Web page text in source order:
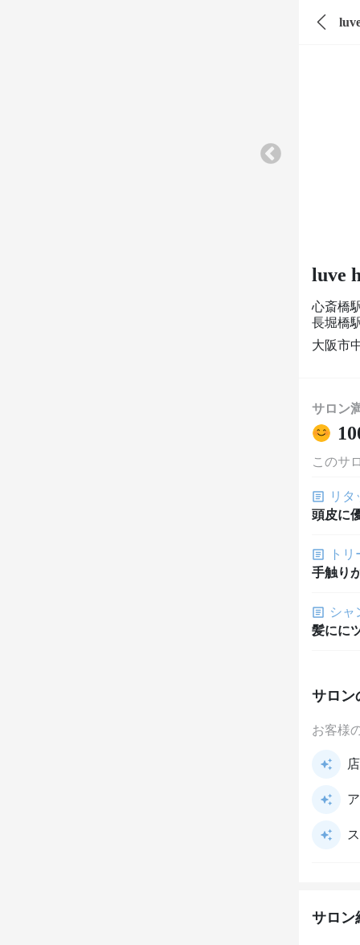
luve
心斎橋
長堀橋
大阪市
サロン
このサ
リタ
頭皮に
ト
手触り
シャ
髪にに
サロン
お客様
サロン